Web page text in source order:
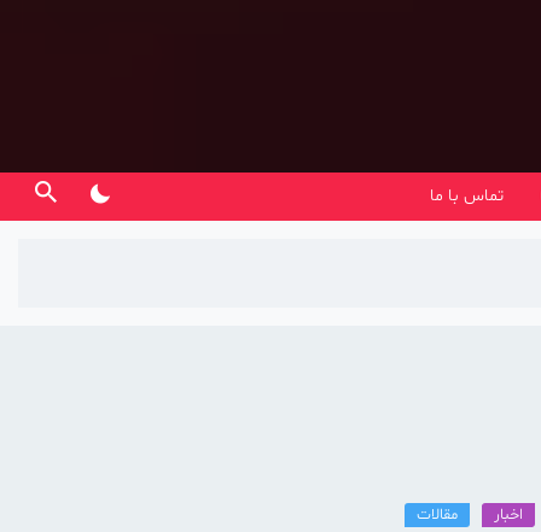
تماس با ما
اخبار مقالات